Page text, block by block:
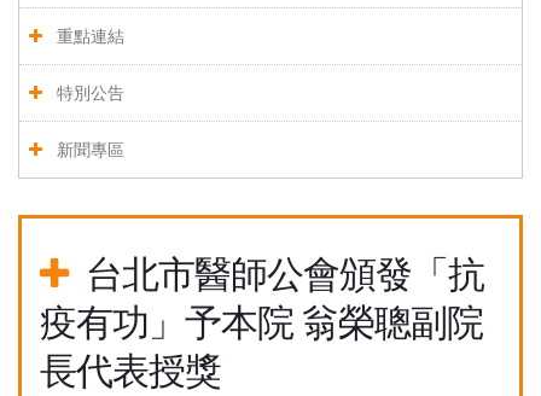
重點連結
特別公告
新聞專區
台北市醫師公會頒發「抗
疫有功」予本院 翁榮聰副院
長代表授獎